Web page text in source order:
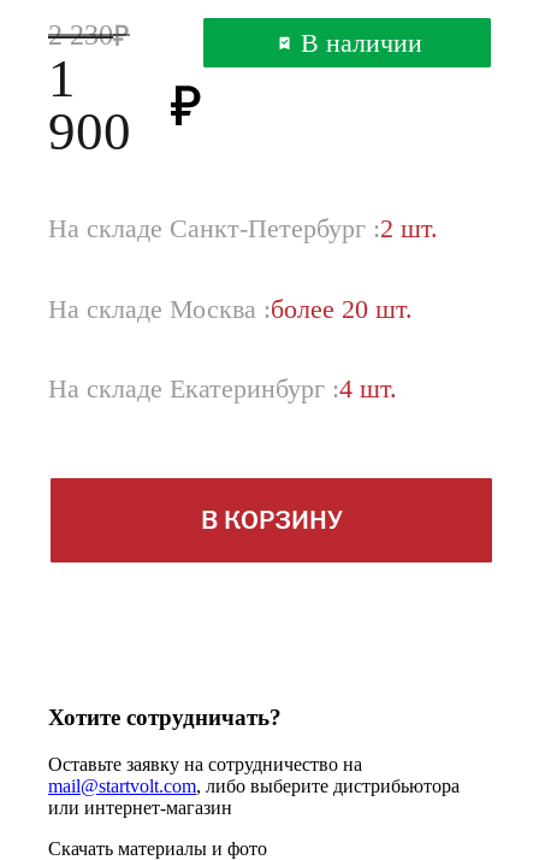
2 230
1
900
В наличии
На складе Санкт-Петербург :2 шт.
На складе Москва :более 20 шт.
На складе Екатеринбург :4 шт.
В КОРЗИНУ
Хотите сотрудничать?
Оставьте заявку на сотрудничество на
mail@startvolt.com, либо выберите дистрибьютора
или интернет-магазин
Скачать материалы и фото